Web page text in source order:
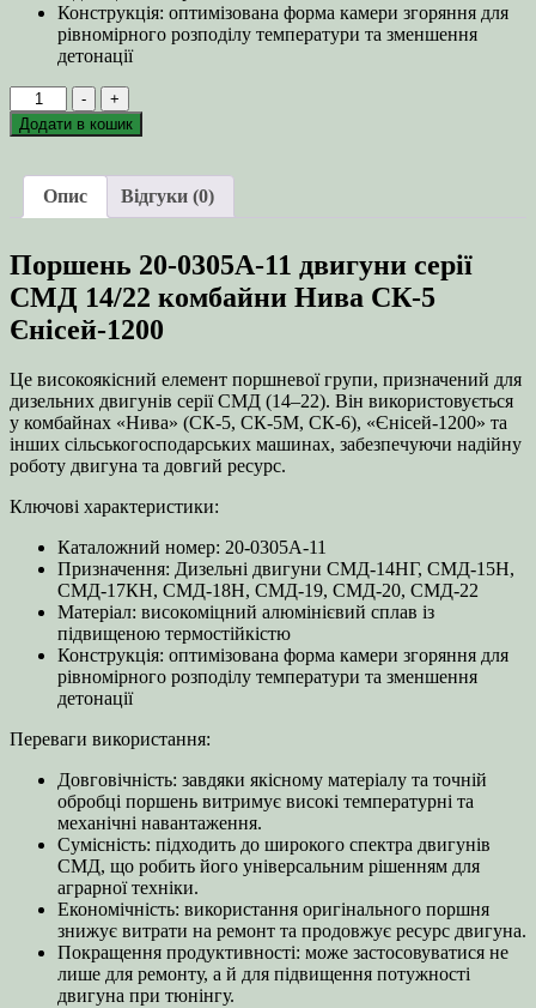
Конструкція: оптимізована форма камери згоряння для
рівномірного розподілу температури та зменшення
детонації
-
Поршень
20-
0305А-11
серії
СМД
14/22
Нива
СК-5
Єнісей-1200
кількість
+
Додати в кошик
Опис Відгуки (0)
Поршень 20-0305А-11 двигуни серії
СМД 14/22 комбайни Нива СК-5
Єнісей-1200
Це високоякісний елемент поршневої групи, призначений для
дизельних двигунів серії СМД (14–22). Він використовується
у комбайнах «Нива» (СК-5, СК-5М, СК-6), «Єнісей-1200» та
інших сільськогосподарських машинах, забезпечуючи надійну
роботу двигуна та довгий ресурс.
Ключові характеристики:
Каталожний номер: 20-0305А-11
Призначення: Дизельні двигуни СМД-14НГ, СМД-15Н,
СМД-17КН, СМД-18Н, СМД-19, СМД-20, СМД-22
Матеріал: високоміцний алюмінієвий сплав із
підвищеною термостійкістю
Конструкція: оптимізована форма камери згоряння для
рівномірного розподілу температури та зменшення
детонації
Переваги використання:
Довговічність: завдяки якісному матеріалу та точній
обробці поршень витримує високі температурні та
механічні навантаження.
Сумісність: підходить до широкого спектра двигунів
СМД, що робить його універсальним рішенням для
аграрної техніки.
Економічність: використання оригінального поршня
знижує витрати на ремонт та продовжує ресурс двигуна.
Покращення продуктивності: може застосовуватися не
лише для ремонту, а й для підвищення потужності
двигуна при тюнінгу.